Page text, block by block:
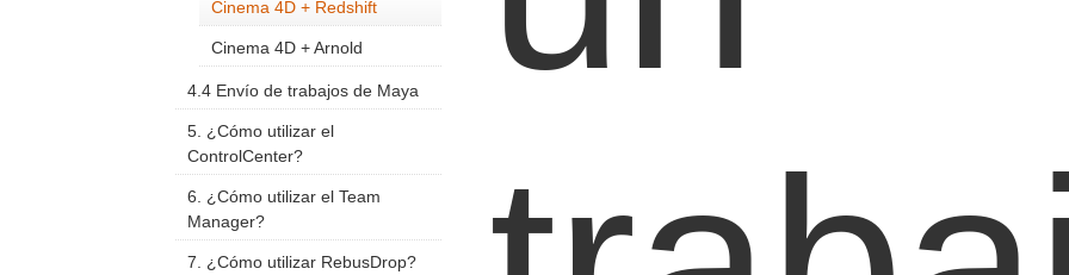
Cinema 4D + Redshift
Cinema 4D + Arnold
4.4 Envío de trabajos de Maya
5. ¿Cómo utilizar el
ControlCenter?
6. ¿Cómo utilizar el Team
Manager?
7. ¿Cómo utilizar RebusDrop?